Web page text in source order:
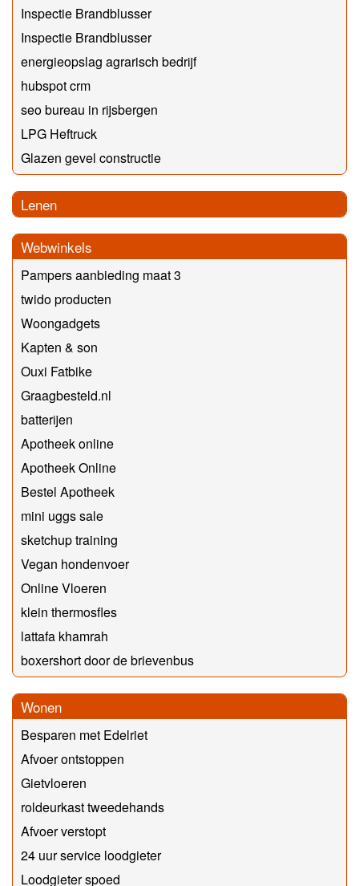
Inspectie Brandblusser
Inspectie Brandblusser
energieopslag agrarisch bedrijf
hubspot crm
seo bureau in rijsbergen
LPG Heftruck
Glazen gevel constructie
Lenen
Webwinkels
Pampers aanbieding maat 3
twido producten
Woongadgets
Kapten & son
Ouxi Fatbike
Graagbesteld.nl
batterijen
Apotheek online
Apotheek Online
Bestel Apotheek
mini uggs sale
sketchup training
Vegan hondenvoer
Online Vloeren
klein thermosfles
lattafa khamrah
boxershort door de brievenbus
Wonen
Besparen met Edelriet
Afvoer ontstoppen
Gietvloeren
roldeurkast tweedehands
Afvoer verstopt
24 uur service loodgieter
Loodgieter spoed